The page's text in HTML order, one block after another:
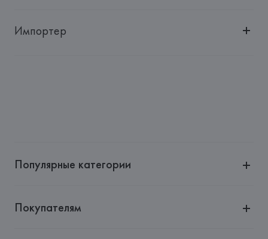
Импортер
Популярные категории
Покупателям